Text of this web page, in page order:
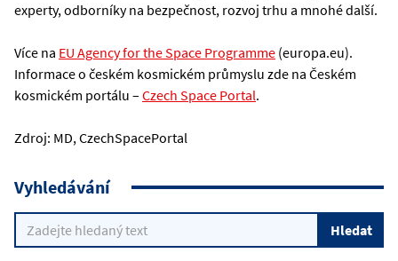
experty, odborníky na bezpečnost, rozvoj trhu a mnohé další.
Více na EU Agency for the Space Programme (europa.eu).
Informace o českém kosmickém průmyslu zde na Českém
kosmickém portálu – Czech Space Portal.
Zdroj: MD, CzechSpacePortal
Vyhledávání